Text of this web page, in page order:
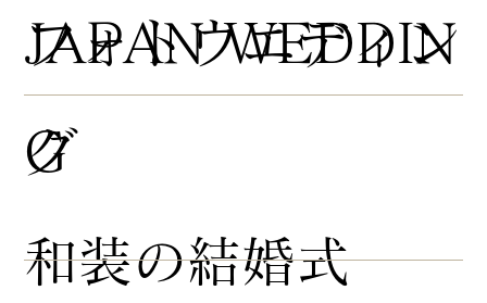
​フォトウエディン
グ
​和装の結婚式
JAPAN WEDDIN
G